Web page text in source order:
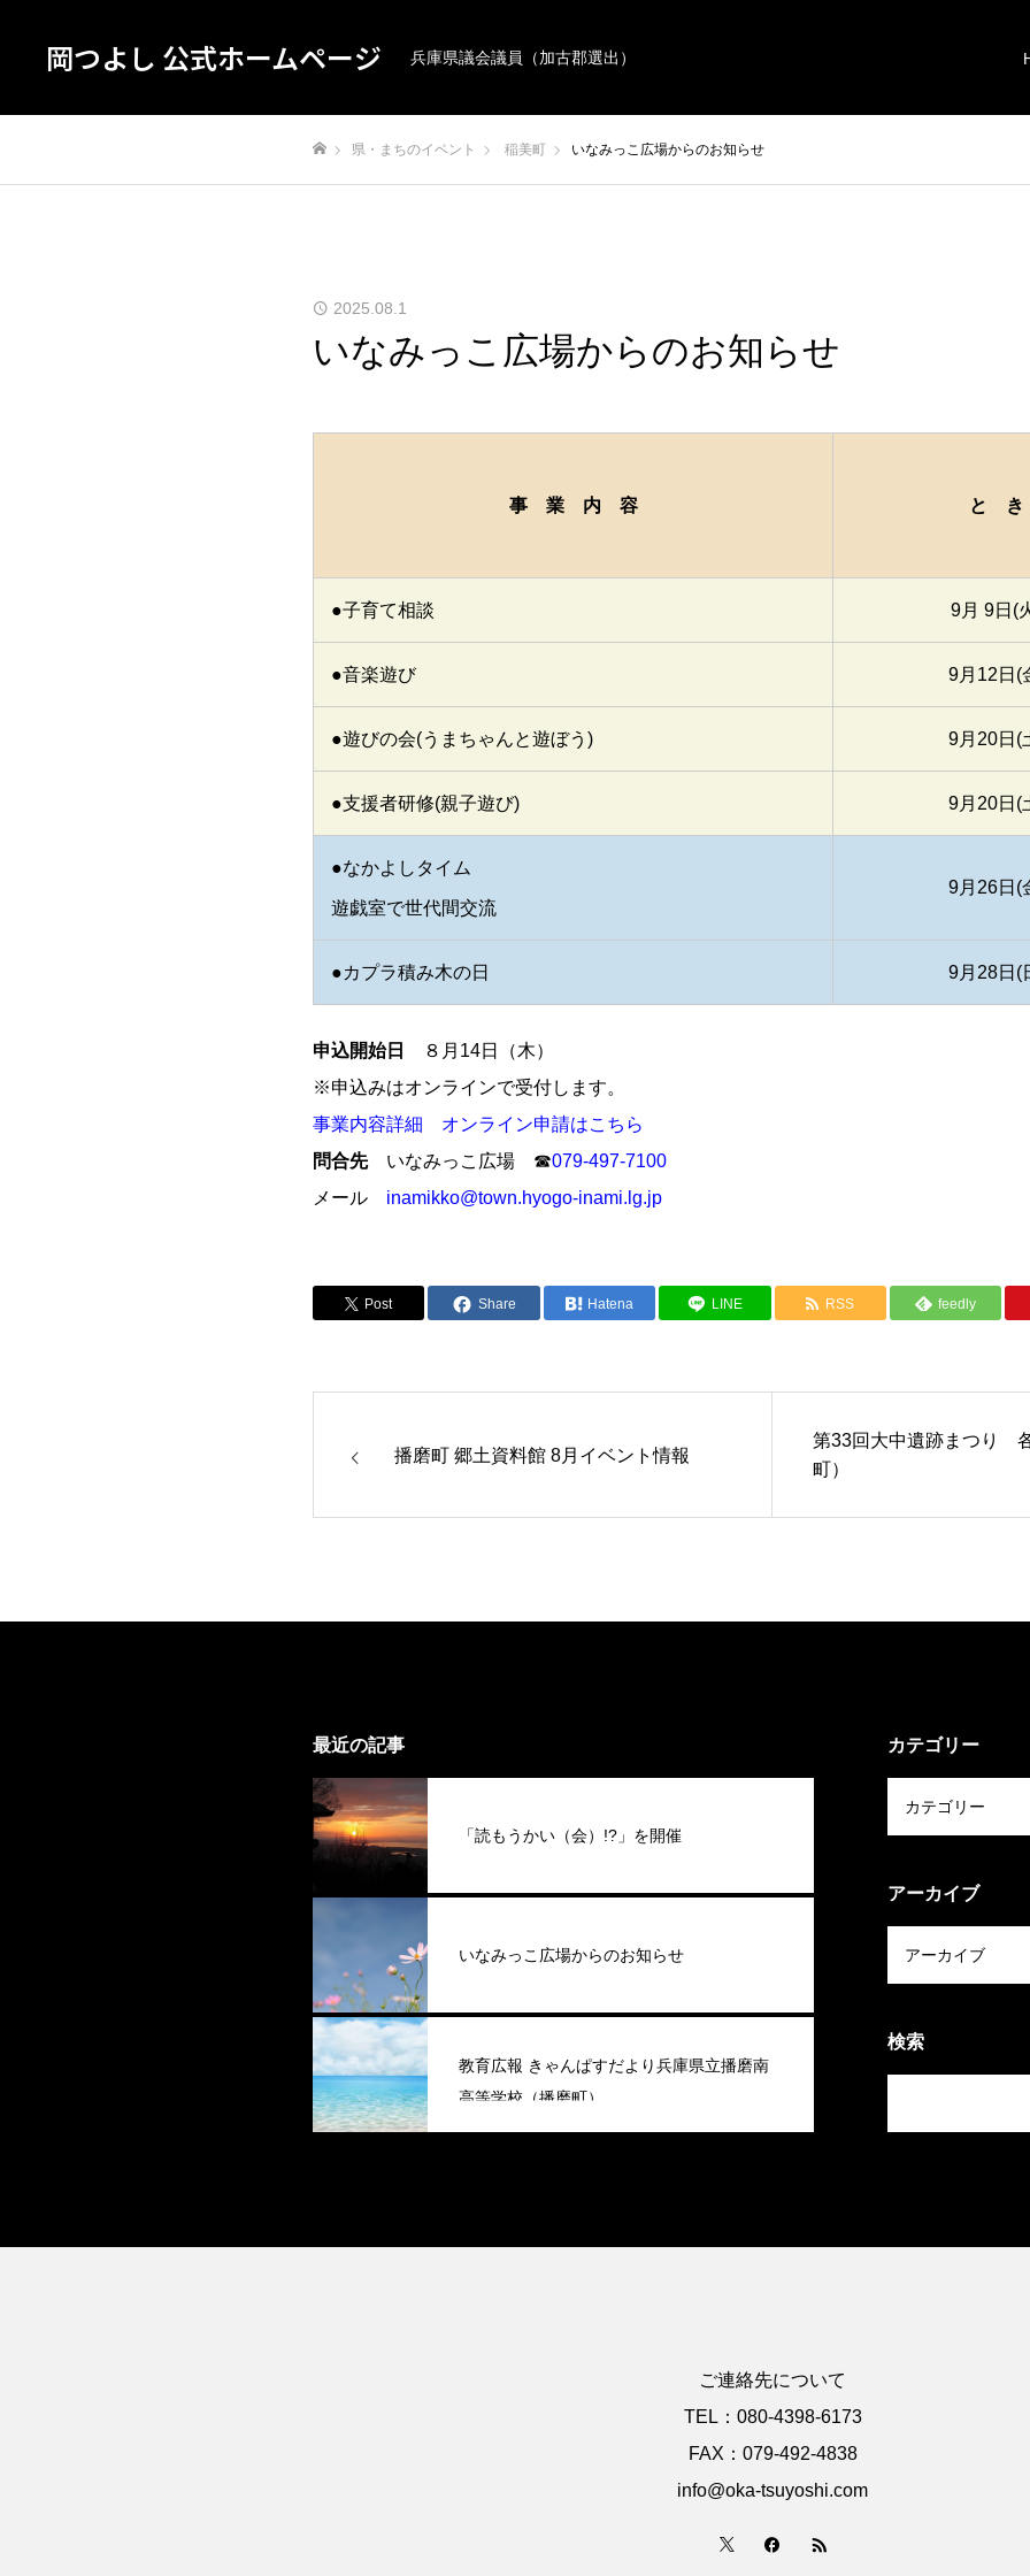
岡つよし 公式ホームページ 兵庫県議会議員（加古郡選出）
県・まちのイベント 稲美町 いなみっこ広場からのお知らせ
2025.08.1
いなみっこ広場からのお知らせ
事 業 内 容 と き
●子育て相談 9月 9日(
●音楽遊び 9月12日(
●遊びの会(うまちゃんと遊ぼう) 9月20日(
●支援者研修(親子遊び) 9月20日(
●なかよしタイム
遊戯室で世代間交流
9月26日(
●カプラ積み木の日
9月28日(
申込開始日
８月14日（木）
※申込みはオンラインで受付します。
事業内容詳細
オンライン申請はこちら
問合先いなみっこ広場 ☎079-497-7100
メール inamikko@town.hyogo-inami.lg.jp
Post Share Hatena LINE RSS feedly
播磨町 郷土資料館 8月イベント情報
第33回大中遺跡まつり
町）
最近の記事
「読もうかい（会）!?」を開催
いなみっこ広場からのお知らせ
教育広報 きゃんぱすだより兵庫県立播磨南
高等学校（播磨町）
カテゴリー
アーカイブ
検索
ご連絡先について
TEL：080-4398-6173
FAX：079-492-4838
info@oka-tsuyoshi.com